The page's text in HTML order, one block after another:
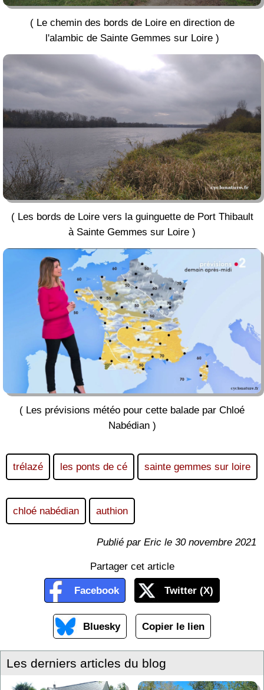
( Le chemin des bords de Loire en direction de
l'alambic de Sainte Gemmes sur Loire )
( Les bords de Loire vers la guinguette de Port Thibault
à Sainte Gemmes sur Loire )
( Les prévisions météo pour cette balade par Chloé
Nabédian )
trélazé les ponts de cé sainte gemmes sur loire
chloé nabédian authion
Publié par Eric le 30 novembre 2021
Partager cet article
Facebook Twitter (X)
Bluesky Copier le lien
Les derniers articles du blog